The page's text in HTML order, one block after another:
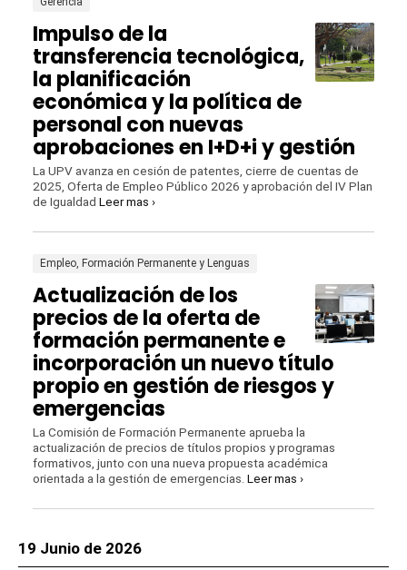
Impulso de la
transferencia tecnológica,
la planificación
económica y la política de
personal con nuevas
aprobaciones en I+D+i y gestión
La UPV avanza en cesión de patentes, cierre de cuentas de
2025, Oferta de Empleo Público 2026 y aprobación del IV Plan
de Igualdad Leer mas ›
Empleo, Formación Permanente y Lenguas
Actualización de los
precios de la oferta de
formación permanente e
incorporación un nuevo título
propio en gestión de riesgos y
emergencias
La Comisión de Formación Permanente aprueba la
actualización de precios de títulos propios y programas
formativos, junto con una nueva propuesta académica
orientada a la gestión de emergencias. Leer mas ›
19 Junio de 2026